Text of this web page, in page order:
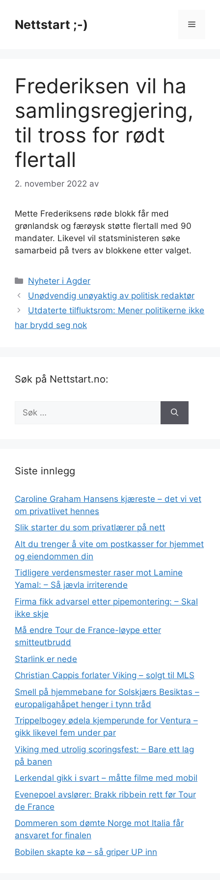
innholdNettstart ;-) Meny
Frederiksen vil ha
samlingsregjering,
til tross for rødt
flertall
2. november 2022 av
Mette Frederiksens røde blokk får med
grønlandsk og færøysk støtte flertall med 90
mandater. Likevel vil statsministeren søke
samarbeid på tvers av blokkene etter valget.
Kategorier
Nyheter i Agder
Unødvendig unøyaktig av politisk redaktør
Utdaterte tilfluktsrom: Mener politikerne ikke
har brydd seg nok
Søk på Nettstart.no:
etter:
Siste innlegg
Caroline Graham Hansens kjæreste – det vi vet
om privatlivet hennes
Slik starter du som privatlærer på nett
Alt du trenger å vite om postkasser for hjemmet
og eiendommen din
Tidligere verdensmester raser mot Lamine
Yamal: – Så jævla irriterende
Firma fikk advarsel etter pipemontering: – Skal
ikke skje
Må endre Tour de France-løype etter
smitteutbrudd
Starlink er nede
Christian Cappis forlater Viking – solgt til MLS
Smell på hjemmebane for Solskjærs Besiktas –
europaligahåpet henger i tynn tråd
Trippelbogey ødela kjemperunde for Ventura –
gikk likevel fem under par
Viking med utrolig scoringsfest: – Bare ett lag
på banen
Lerkendal gikk i svart – måtte filme med mobil
Evenepoel avslører: Brakk ribbein rett før Tour
de France
Dommeren som dømte Norge mot Italia får
ansvaret for finalen
Bobilen skapte kø – så griper UP inn